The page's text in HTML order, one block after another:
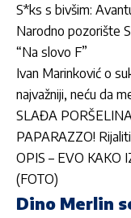
S*ks s bivšim:
Narodno pozorište
“Na slovo F”
Ivan Marinković o
najvažniji, neću da
SLAĐA
PAPARAZZO!
OPIS – EVO KAKO
(FOTO)
Dino Merlin